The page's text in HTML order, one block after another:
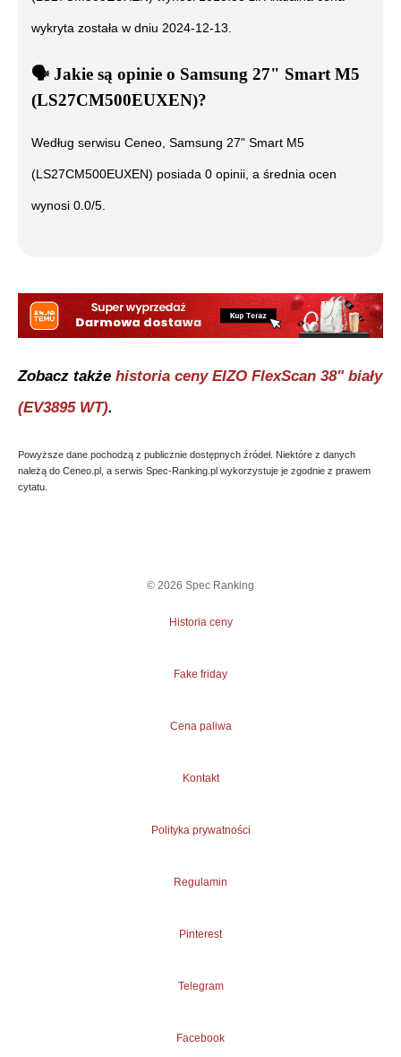
wykryta została w dniu 2024-12-13
🗣️ ️ Jakie są opinie o Samsung 27" Smart M5
(LS27CM500EUXEN)?
Według serwisu Ceneo, Samsung 27" Smart M5
(LS27CM500EUXEN) posiada 0 opinii, a średnia ocen
wynosi 0.0/5.
Zobacz także historia ceny EIZO FlexScan 38" biały
(EV3895 WT).
Powyższe dane pochodzą z publicznie dostępnych źródeł. Niektóre z danych
należą do Ceneo.pl, a serwis Spec-Ranking.pl wykorzystuje je zgodnie z prawem
cytatu.
© 2026 Spec Ranking
Historia ceny
Fake friday
Cena paliwa
Kontakt
Polityka prywatności
Regulamin
Pinterest
Telegram
Facebook